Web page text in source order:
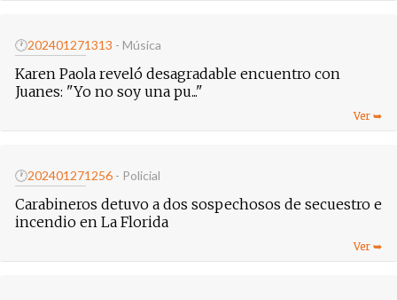
🕐202401271313 - Música
Karen Paola reveló desagradable encuentro con
Juanes: "Yo no soy una pu..."
🕐202401271256 - Policial
Carabineros detuvo a dos sospechosos de secuestro e
incendio en La Florida